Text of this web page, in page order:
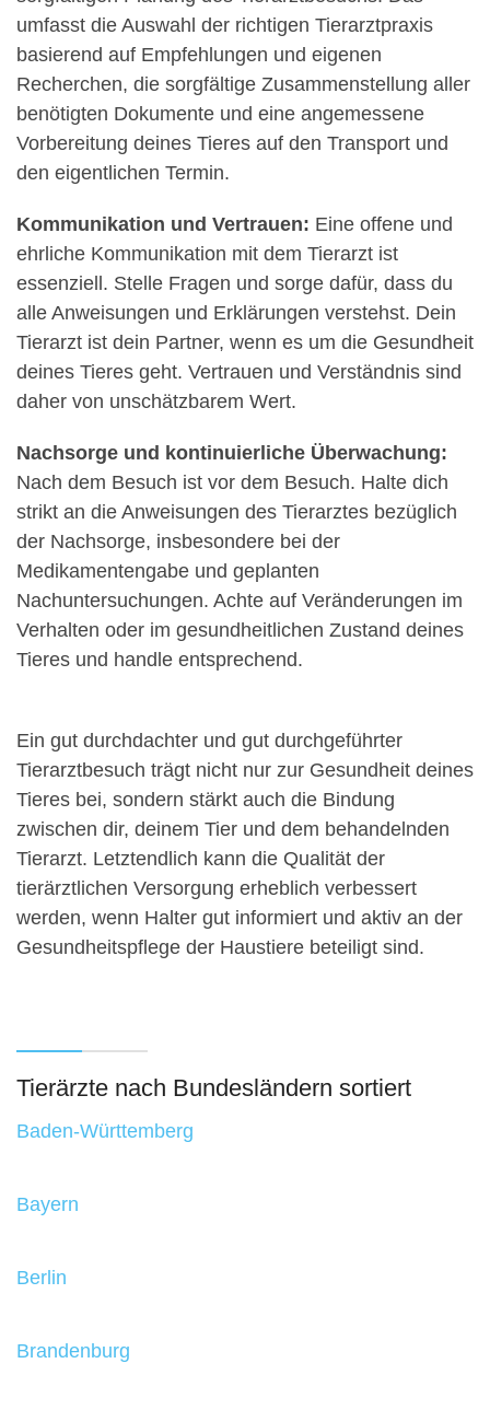
umfasst die Auswahl der richtigen Tierarztpraxis
basierend auf Empfehlungen und eigenen
Recherchen, die sorgfältige Zusammenstellung aller
benötigten Dokumente und eine angemessene
Vorbereitung deines Tieres auf den Transport und
den eigentlichen Termin.
Kommunikation und Vertrauen: Eine offene und
ehrliche Kommunikation mit dem Tierarzt ist
essenziell. Stelle Fragen und sorge dafür, dass du
alle Anweisungen und Erklärungen verstehst. Dein
Tierarzt ist dein Partner, wenn es um die Gesundheit
deines Tieres geht. Vertrauen und Verständnis sind
daher von unschätzbarem Wert.
Nachsorge und kontinuierliche Überwachung:
Nach dem Besuch ist vor dem Besuch. Halte dich
strikt an die Anweisungen des Tierarztes bezüglich
der Nachsorge, insbesondere bei der
Medikamentengabe und geplanten
Nachuntersuchungen. Achte auf Veränderungen im
Verhalten oder im gesundheitlichen Zustand deines
Tieres und handle entsprechend.
Ein gut durchdachter und gut durchgeführter
Tierarztbesuch trägt nicht nur zur Gesundheit deines
Tieres bei, sondern stärkt auch die Bindung
zwischen dir, deinem Tier und dem behandelnden
Tierarzt. Letztendlich kann die Qualität der
tierärztlichen Versorgung erheblich verbessert
werden, wenn Halter gut informiert und aktiv an der
Gesundheitspflege der Haustiere beteiligt sind.
Tierärzte nach Bundesländern sortiert
Baden-Württemberg
Bayern
Berlin
Brandenburg